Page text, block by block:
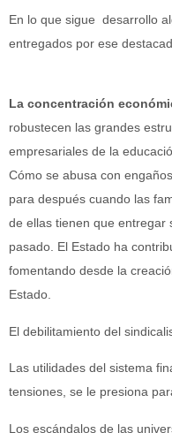
En lo que sigue desarrollo
entregados por ese
La concentración
robustecen las grandes
empresariales de la
Cómo se abusa con
para después cuando las
de ellas tienen que entregar
pasado. El Estado ha
fomentando desde la
Estado.
El debilitamiento del
Las utilidades del sistema
tensiones, se le presiona
Los escándalos de las